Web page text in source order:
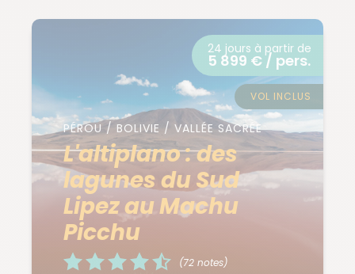
PÉROU / BOLIVIE / VALLÉE SACRÉE
L'altiplano : des
lagunes du Sud
Lipez au Machu
Picchu
(72 notes)
24 jours à partir de
5 899 € / pers.
VOL INCLUS